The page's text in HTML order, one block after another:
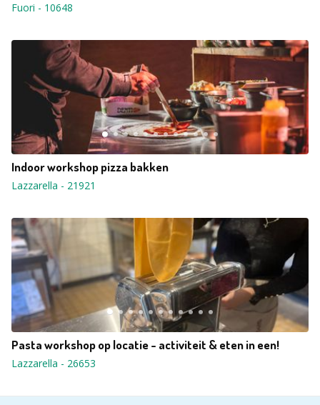
Fuori - 10648
Indoor workshop pizza bakken
Lazzarella - 21921
Pasta workshop op locatie - activiteit & eten in een!
Lazzarella - 26653